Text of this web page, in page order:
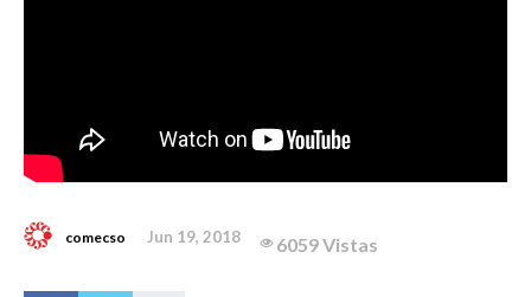
comecso Jun 19, 2018 6059 Vistas